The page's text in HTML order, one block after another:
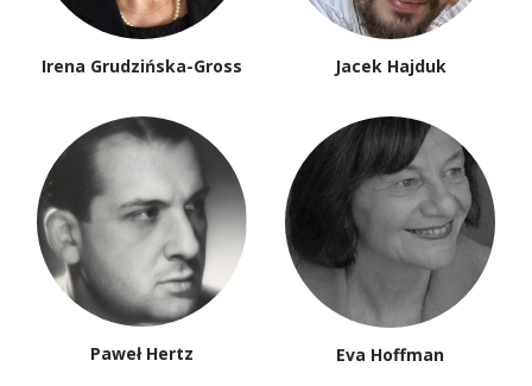
Irena Grudzińska-Gross Jacek Hajduk
Paweł Hertz Eva Hoffman